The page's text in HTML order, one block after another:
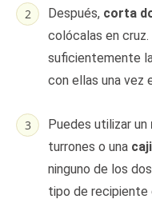
Después, corta
colócalas en
suficientemente
con ellas una vez
Puedes utilizar un
turrones o una
ninguno de los
tipo de recipiente